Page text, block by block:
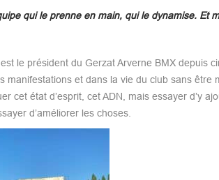
qui le prenne en main, qui le dynamise. Et
le président du Gerzat Arverne BMX depuis
et dans la vie du club sans être
cet état d’esprit, cet ADN, mais essayer d’y
d’améliorer les choses.